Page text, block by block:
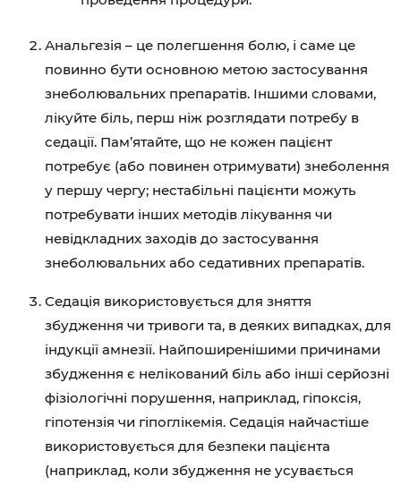
Анальгезія – це полегшення болю, і саме це
повинно бути основною метою застосування
знеболювальних препаратів. Іншими словами,
лікуйте біль, перш ніж розглядати потребу в
седації. Пам’ятайте, що не кожен пацієнт
потребує (або повинен отримувати) знеболення
у першу чергу; нестабільні пацієнти можуть
потребувати інших методів лікування чи
невідкладних заходів до застосування
знеболювальних або седативних препаратів.
Седація використовується для зняття
збудження чи тривоги та, в деяких випадках, для
індукції амнезії. Найпоширенішими причинами
збудження є нелікований біль або інші серйозні
фізіологічні порушення, наприклад, гіпоксія,
гіпотензія чи гіпоглікемія. Седація найчастіше
використовується для безпеки пацієнта
(наприклад, коли збудження не усувається